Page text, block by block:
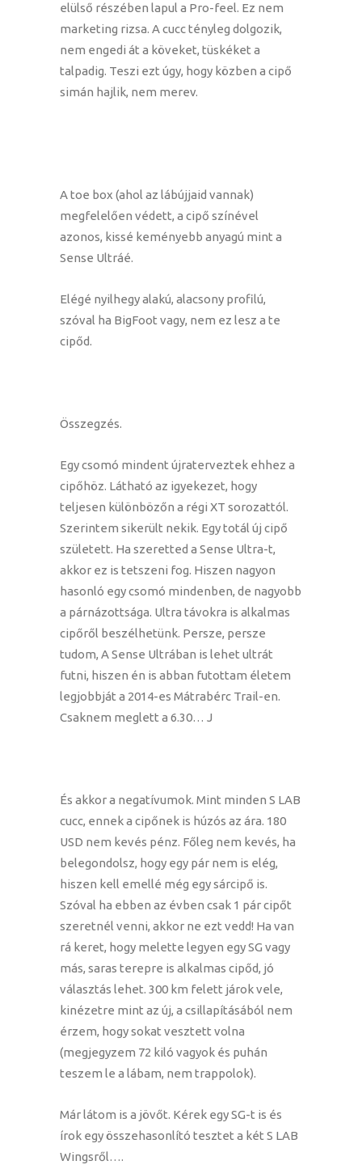
elülső részében lapul a Pro-feel. Ez nem
marketing rizsa. A cucc tényleg dolgozik,
nem engedi át a köveket, tüskéket a
talpadig. Teszi ezt úgy, hogy közben a cipő
simán hajlik, nem merev.
A toe box (ahol az lábújjaid vannak)
megfelelően védett, a cipő színével
azonos, kissé keményebb anyagú mint a
Sense Ultráé.
Elégé nyilhegy alakú, alacsony profilú,
szóval ha BigFoot vagy, nem ez lesz a te
cipőd.
Összegzés.
Egy csomó mindent újraterveztek ehhez a
cipőhöz. Látható az igyekezet, hogy
teljesen különbözőn a régi XT sorozattól.
Szerintem sikerült nekik. Egy totál új cipő
született. Ha szeretted a Sense Ultra-t,
akkor ez is tetszeni fog. Hiszen nagyon
hasonló egy csomó mindenben, de nagyobb
a párnázottsága. Ultra távokra is alkalmas
cipőről beszélhetünk. Persze, persze
tudom, A Sense Ultrában is lehet ultrát
futni, hiszen én is abban futottam életem
legjobbját a 2014-es Mátrabérc Trail-en.
Csaknem meglett a 6.30… J
És akkor a negatívumok. Mint minden S LAB
cucc, ennek a cipőnek is húzós az ára. 180
USD nem kevés pénz. Főleg nem kevés, ha
belegondolsz, hogy egy pár nem is elég,
hiszen kell emellé még egy sárcipő is.
Szóval ha ebben az évben csak 1 pár cipőt
szeretnél venni, akkor ne ezt vedd! Ha van
rá keret, hogy melette legyen egy SG vagy
más, saras terepre is alkalmas cipőd, jó
választás lehet. 300 km felett járok vele,
kinézetre mint az új, a csillapításából nem
érzem, hogy sokat vesztett volna
(megjegyzem 72 kiló vagyok és puhán
teszem le a lábam, nem trappolok).
Már látom is a jövőt. Kérek egy SG-t is és
írok egy összehasonlító tesztet a két S LAB
Wingsről….